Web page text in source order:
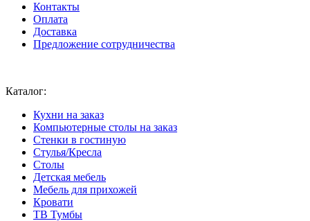
Контакты
Оплата
Доставка
Предложение сотрудничества
Каталог:
Кухни на заказ
Компьютерные столы на заказ
Стенки в гостиную
Стулья/Кресла
Столы
Детская мебель
Мебель для прихожей
Кровати
ТВ Тумбы